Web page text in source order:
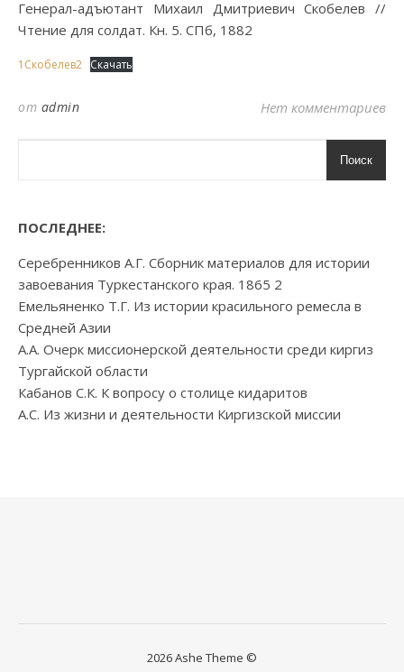
Генерал-адъютант Михаил Дмитриевич Скобелев //
Чтение для солдат. Кн. 5. СПб, 1882
1Скобелев2 Скачать
от admin Нет комментариев
Поиск
ПОСЛЕДНЕЕ:
Серебренников А.Г. Сборник материалов для истории
завоевания Туркестанского края. 1865 2
Емельяненко Т.Г. Из истории красильного ремесла в
Средней Азии
А.А. Очерк миссионерской деятельности среди киргиз
Тургайской области
Кабанов С.К. К вопросу о столице кидаритов
А.С. Из жизни и деятельности Киргизской миссии
2026 Ashe Theme ©